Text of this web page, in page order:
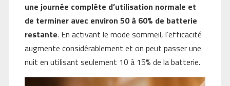
une journée complète d’utilisation normale et
de terminer avec environ 50 à 60% de batterie
restante. En activant le mode sommeil, l’efficacité
augmente considérablement et on peut passer une
nuit en utilisant seulement 10 à 15% de la batterie.